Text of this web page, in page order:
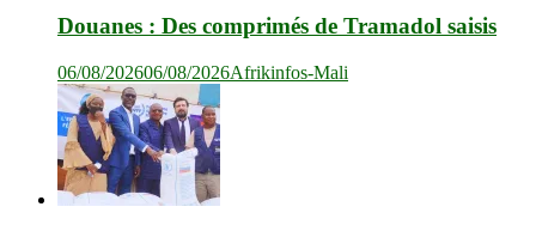
Douanes : Des comprimés de Tramadol saisis
06/08/202606/08/2026Afrikinfos-Mali